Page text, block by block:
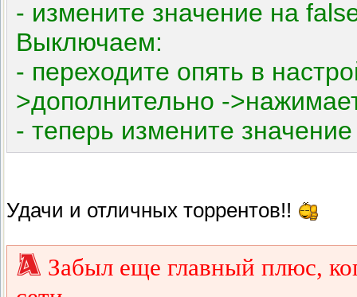
- измените значение на
Выключаем:
- переходите опять в
>дополнительно -
- теперь измените
Удачи и отличных торрентов!!
Забыл еще главный плюс,